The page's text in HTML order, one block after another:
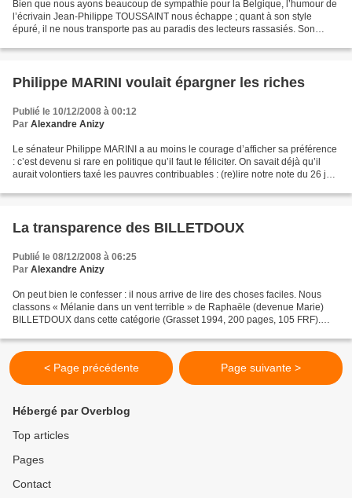
Bien que nous ayons beaucoup de sympathie pour la Belgique, l’humour de
l’écrivain Jean-Philippe TOUSSAINT nous échappe ; quant à son style
épuré, il ne nous transporte pas au paradis des lecteurs rassasiés. Son
Philippe MARINI voulait épargner les riches
Publié le 10/12/2008 à 00:12
Par Alexandre Anizy
Le sénateur Philippe MARINI a au moins le courage d’afficher sa préférence
: c’est devenu si rare en politique qu’il faut le féliciter. On savait déjà qu’il
aurait volontiers taxé les pauvres contribuables : (re)lire notre note du 26 juin
La transparence des BILLETDOUX
Publié le 08/12/2008 à 06:25
Par Alexandre Anizy
On peut bien le confesser : il nous arrive de lire des choses faciles. Nous
classons « Mélanie dans un vent terrible » de Raphaële (devenue Marie)
BILLETDOUX dans cette catégorie (Grasset 1994, 200 pages, 105 FRF).
< Page précédente Page suivante >
Hébergé par Overblog
Top articles
Pages
Contact